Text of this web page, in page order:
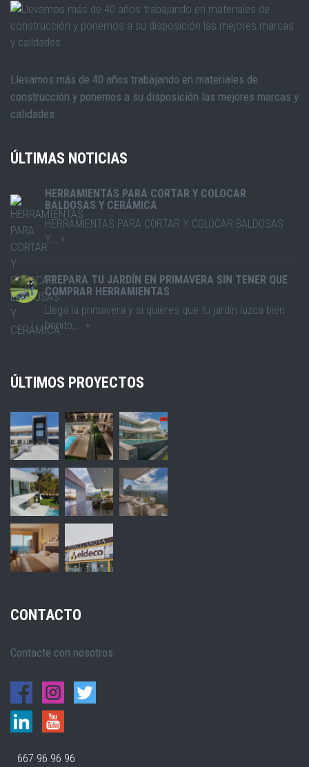
Llevamos más de 40 años trabajando en materiales de
construcción y ponemos a su disposición las mejores marcas y
calidades.
ÚLTIMAS NOTICIAS
HERRAMIENTAS PARA CORTAR Y COLOCAR
BALDOSAS Y CERÁMICA
HERRAMIENTAS PARA CORTAR Y COLOCAR BALDOSAS
Y... +
PREPARA TU JARDÍN EN PRIMAVERA SIN TENER QUE
COMPRAR HERRAMIENTAS
Llega la primavera y si quieres que tu jardín luzca bien
bonito,... +
ÚLTIMOS PROYECTOS
CONTACTO
Contacte con nosotros
667 96 96 96